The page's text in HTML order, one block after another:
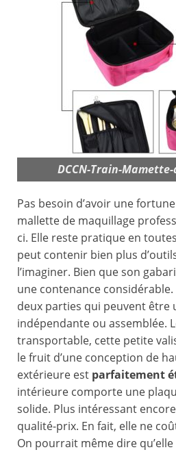
DCCN-Train-
Pas besoin d’avoir une
mallette de maquillage
ci. Elle reste pratique en
peut contenir bien plus
l’imaginer. Bien que son
une contenance
deux parties qui peuvent être
indépendante ou assemblée.
transportable, cette petite
le fruit d’une conception de
extérieure est parfaitement
intérieure comporte une
solide. Plus intéressant
qualité-prix. En fait, elle ne
On pourrait même dire